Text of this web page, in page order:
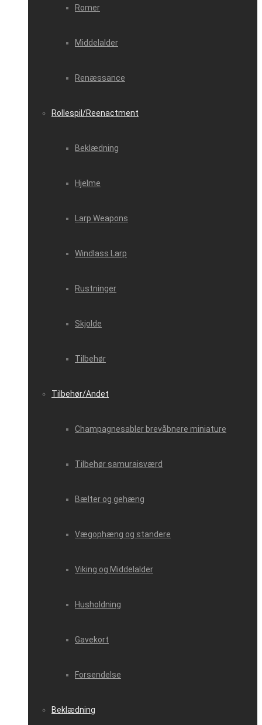
Romer
Middelalder
Renæssance
Rollespil/Reenactment
Beklædning
Hjelme
Larp Weapons
Windlass Larp
Rustninger
Skjolde
Tilbehør
Tilbehør/Andet
Champagnesabler brevåbnere miniature
Tilbehør samuraisværd
Bælter og gehæng
Vægophæng og standere
Viking og Middelalder
Husholdning
Gavekort
Forsendelse
Beklædning